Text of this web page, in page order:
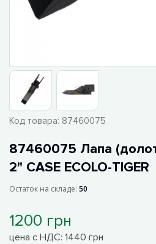
Код товара: 87460075
87460075 Лапа
2" CASE ECOLO-TIGER
Остаток на складе: 50
1200 грн
цена с НДС: 1440 грн